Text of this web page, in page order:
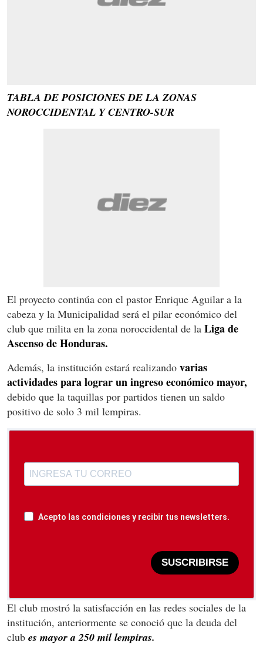
TABLA DE POSICIONES DE LA ZONAS
NOROCCIDENTAL Y CENTRO-SUR
El proyecto continúa con el pastor Enrique Aguilar a la
cabeza y la Municipalidad será el pilar económico del
club que milita en la zona noroccidental de la Liga de
Ascenso de Honduras.
Además, la institución estará realizando varias
actividades para lograr un ingreso económico mayor,
debido que la taquillas por partidos tienen un saldo
positivo de solo 3 mil lempiras.
Acepto las condiciones y recibir tus newsletters.
SUSCRIBIRSE
El club mostró la satisfacción en las redes sociales de la
institución, anteriormente se conoció que la deuda del
club es mayor a 250 mil lempiras.